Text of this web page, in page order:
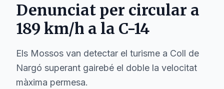
Denunciat per circular a
189 km/h a la C-14
Els Mossos van detectar el turisme a Coll de
Nargó superant gairebé el doble la velocitat
màxima permesa.